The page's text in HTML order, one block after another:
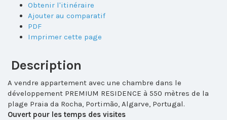
Obtenir l'itinéraire
Ajouter au comparatif
PDF
Imprimer cette page
Description
A vendre appartement avec une chambre dans le
développement PREMIUM RESIDENCE à 550 mètres de la
plage Praia da Rocha, Portimão, Algarve, Portugal.
Ouvert pour les temps des visites